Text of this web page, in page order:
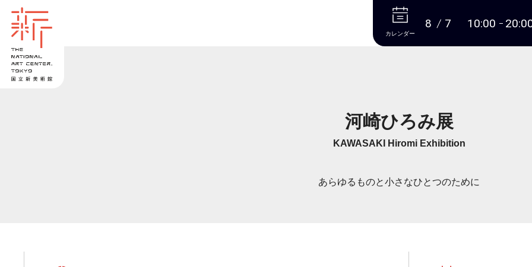
本文へ
カレンダー
8 7 10:00
河崎ひろみ展
KAWASAKI Hiromi Exhibition
あらゆるものと小さなひとつのために